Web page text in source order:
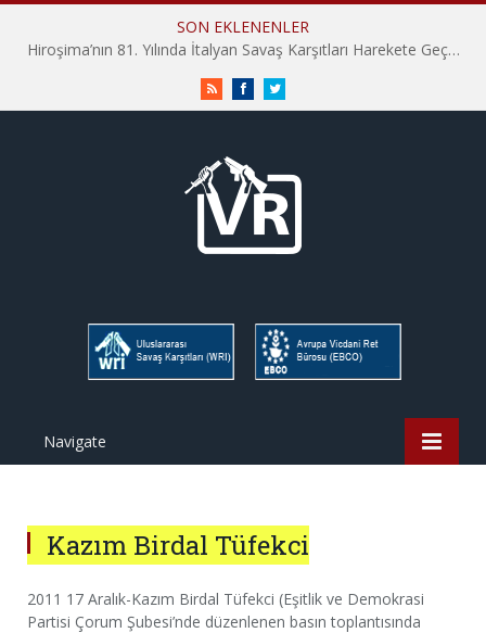
SON EKLENENLER
Hiroşima’nın 81. Yılında İtalyan Savaş Karşıtları Harekete Geçti: “Hatırlamak yeterli değil”
RSS FacebookTwitter
Navigate
Kazım Birdal Tüfekci
2011 17 Aralık-Kazım Birdal Tüfekci (Eşitlik ve Demokrasi
Partisi Çorum Şubesi’nde düzenlenen basın toplantısında